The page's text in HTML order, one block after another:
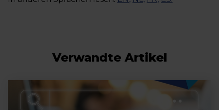
Verwandte Artikel